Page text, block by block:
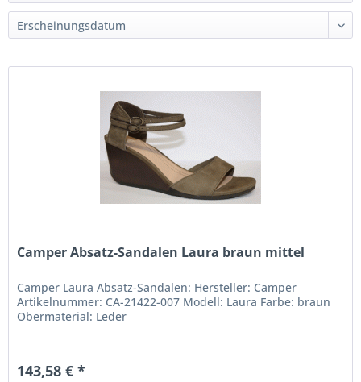
Camper Absatz-Sandalen Laura braun mittel
Camper Laura Absatz-Sandalen: Hersteller: Camper
Artikelnummer: CA-21422-007 Modell: Laura Farbe: braun
Obermaterial: Leder
143,58 € *